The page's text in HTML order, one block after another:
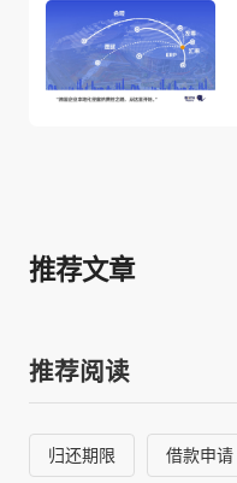
推荐文章
推荐阅读
归还期限 借款申请